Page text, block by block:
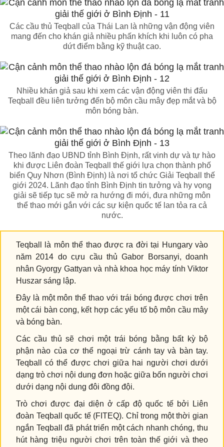
Các cầu thủ Teqball của Thái Lan là những vận động viên
mang đến cho khán giả nhiều phấn khích khi luôn có pha
dứt điểm bằng kỹ thuật cao.
Nhiều khán giả sau khi xem các vận động viên thi đấu
Teqball đều liên tưởng đến bộ môn cầu mây đẹp mắt và bộ
môn bóng bàn.
Theo lãnh đạo UBND tỉnh Bình Định, rất vinh dự và tự hào
khi được Liên đoàn Teqball thế giới lựa chọn thành phố
biển Quy Nhơn (Bình Định) là nơi tổ chức Giải Teqball thế
giới 2024. Lãnh đạo tỉnh Bình Định tin tưởng và hy vọng
giải sẽ tiếp tục sẽ mở ra hướng đi mới, đưa những môn
thể thao mới gắn với các sự kiện quốc tế lan tỏa ra cả
nước.
Teqball là môn thể thao được ra đời tại Hungary vào
năm 2014 do cựu cầu thủ Gabor Borsanyi, doanh
nhân Gyorgy Gattyan và nhà khoa học máy tính Viktor
Huszar sáng lập.
Đây là một môn thể thao với trái bóng được chơi trên
một cái bàn cong, kết hợp các yếu tố bộ môn cầu mây
và bóng bàn.
Các cầu thủ sẽ chơi một trái bóng bằng bất kỳ bộ
phận nào của cơ thể ngoại trừ cánh tay và bàn tay.
Teqball có thể được chơi giữa hai người chơi dưới
dạng trò chơi nội dung đơn hoặc giữa bốn người chơi
dưới dạng nội dung đôi đồng đội.
Trò chơi được đại diện ở cấp độ quốc tế bởi Liên
đoàn Teqball quốc tế (FITEQ). Chỉ trong một thời gian
ngắn Teqball đã phát triển một cách nhanh chóng, thu
hút hàng triệu người chơi trên toàn thế giới và theo